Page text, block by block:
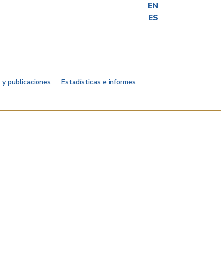
EN
ES
publicaciones Estadísticas e informes